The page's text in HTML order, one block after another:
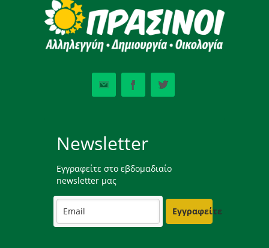
Newsletter
Εγγραφείτε στο εβδομαδιαίο
newsletter μας
Εγγραφείτε